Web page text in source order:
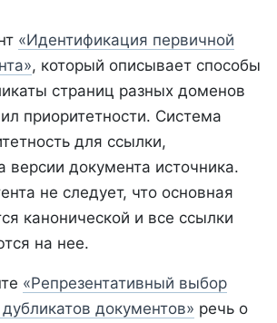
«Идентификация первичной
, который описывает способы
страниц разных доменов
приоритетности. Система
для ссылки,
версии документа источника.
не следует, что основная
канонической и все ссылки
на нее.
«Репрезентативный выбор
документов» речь о